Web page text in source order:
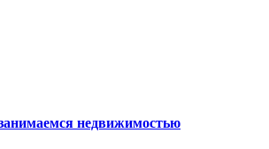
недвижимостью